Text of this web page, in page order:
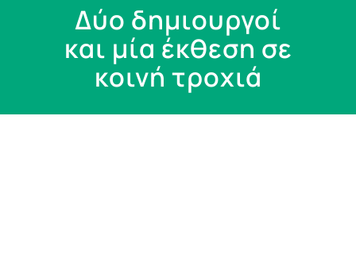
Δύο δημιουργοί
και μία έκθεση σε
κοινή τροχιά